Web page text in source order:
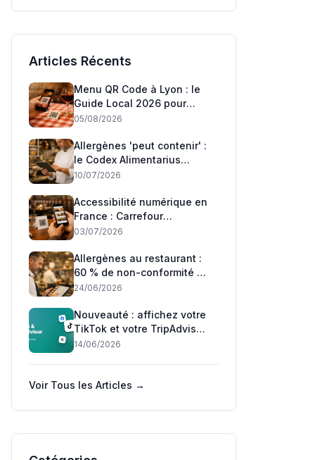
Articles Récents
Menu QR Code à Lyon : le
Guide Local 2026 pour
Restaurateurs
05/08/2026
Allergènes 'peut contenir' :
le Codex Alimentarius
adopte son premier
change pour les
restaurants français
10/07/2026
Accessibilité numérique en
France : Carrefour
condamné, Auchan relaxé
doivent savoir
03/07/2026
Allergènes au restaurant :
60 % de non-conformité —
ce que la DGCCRF et l'UE
24/06/2026
Nouveauté : affichez votre
TikTok et votre TripAdvisor
sur votre menu 📲
14/06/2026
Voir Tous les Articles →